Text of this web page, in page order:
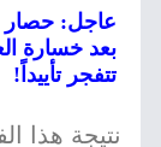
عاجل: حصار
بعد خسارة
تتفجر تأييداً!